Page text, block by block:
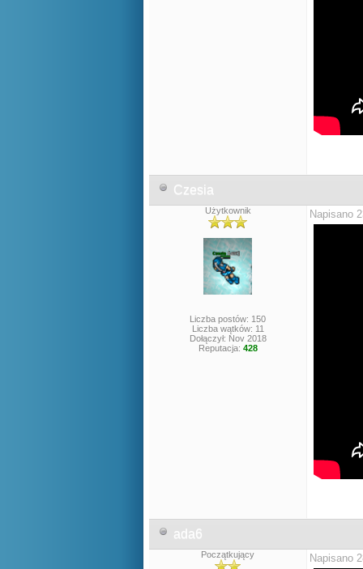
Czesia
Użytkownik
Liczba postów: 150
Liczba wątków: 11
Dołączył: Nov 2018
Reputacja: 428
Napisano
ada6
Początkujący Napisano